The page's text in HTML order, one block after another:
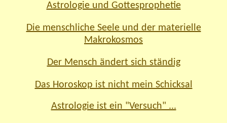
Astrologie und Gottesprophetie
Die menschliche Seele und der materielle
Makrokosmos
Der Mensch ändert sich ständig
Das Horoskop ist nicht mein Schicksal
Astrologie ist ein "Versuch" ...